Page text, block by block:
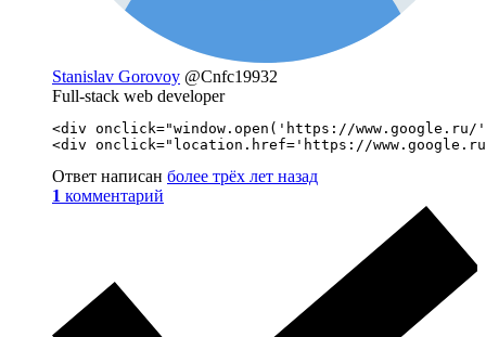
Stanislav Gorovoy @Cnfc19932
Full-stack web developer
<div onclick="window.open('https://
<div onclick="location.href='https://
Ответ написан более трёх лет назад
1 комментарий